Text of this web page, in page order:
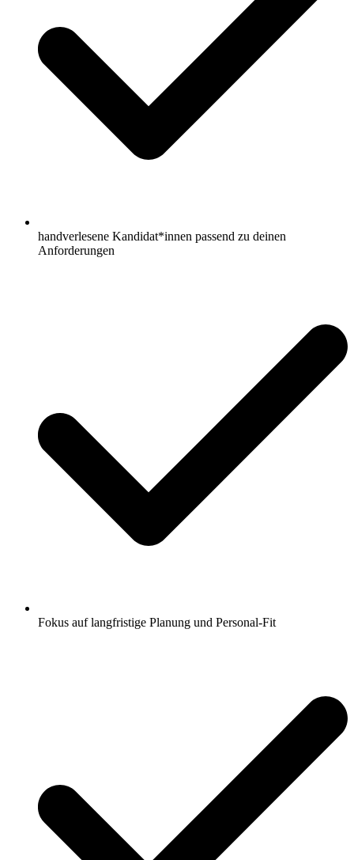
handverlesene Kandidat*innen passend zu deinen
Anforderungen
Fokus auf langfristige Planung und Personal-Fit